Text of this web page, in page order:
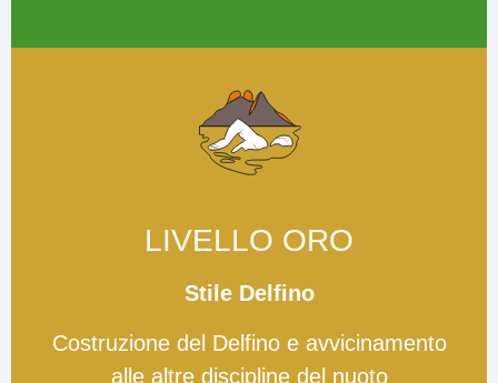
LIVELLO ORO
Stile Delfino
Costruzione del Delfino e avvicinamento
alle altre discipline del nuoto